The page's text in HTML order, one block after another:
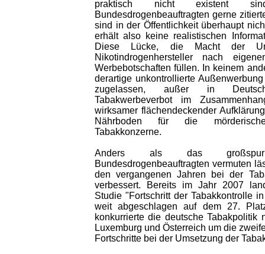
praktisch nicht existent
Bundesdrogenbeauftragten gerne
sind in der Öffentlichkeit überhaupt
erhält also keine realistischen
Diese Lücke, die Macht der
Nikotindrogenhersteller nach
Werbebotschaften füllen. In keinem
derartige unkontrollierte
zugelassen, außer in
Tabakwerbeverbot im
wirksamer flächendeckender
Nährboden für die
Tabakkonzerne.
Anders als das
Bundesdrogenbeauftragten vermuten
den vergangenen Jahren bei der
verbessert. Bereits im Jahr 2007
Studie "Fortschritt der Tabakkontrolle
weit abgeschlagen auf dem 27.
konkurrierte die deutsche Tabakpolitik
Luxemburg und Österreich um die
Fortschritte bei der Umsetzung der